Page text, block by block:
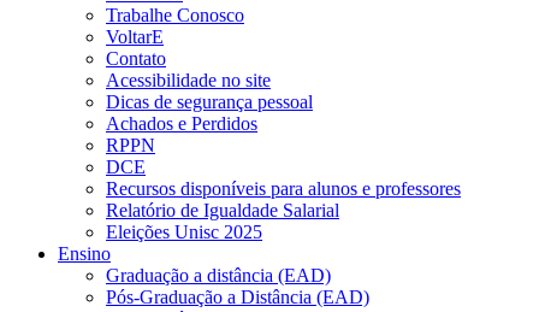
Trabalhe Conosco
VoltarE
Contato
Acessibilidade no site
Dicas de segurança pessoal
Achados e Perdidos
RPPN
DCE
Recursos disponíveis para alunos e professores
Relatório de Igualdade Salarial
Eleições Unisc 2025
Ensino
Graduação a distância (EAD)
Pós-Graduação a Distância (EAD)